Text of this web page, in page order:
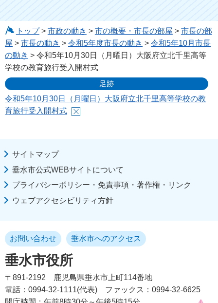
トップ> 市政の動き > 市の概要・市長の部屋 > 市長の部
屋 > 市長の動き > 令和5年度市長の動き > 令和5年10月市長
の動き > 令和5年10月30日（月曜日）大阪府立北千里高等
学校の教育旅行受入開村式
足跡
令和5年10月30日（月曜日）大阪府立北千里高等学校の教
育旅行受入開村式
サイトマップ
垂水市公式WEBサイトについて
プライバシーポリシー・免責事項・著作権・リンク
ウェブアクセシビリティ方針
垂水市役所
お問い合わせ 垂水市へのアクセス
〒891-2192
鹿児島県垂水市上町114番地
電話：0994-32-1111(代表)
ファックス：0994-32-6625